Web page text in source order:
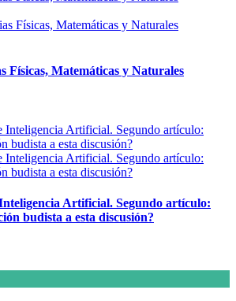
Físicas, Matemáticas y Naturales
Artificial. Segundo artículo:
budista a esta discusión?